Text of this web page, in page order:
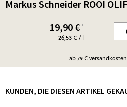
Markus Schneider ROOI
19,90 €¹
26,53 € / l
ab 79 €
KUNDEN, DIE DIESEN ARTIKEL